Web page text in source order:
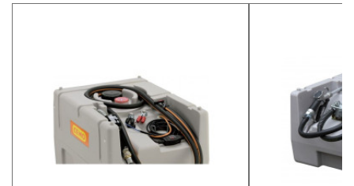
estaba eligiendo la máquina más
vuelto a comprar, tengo varios
pedidos en proceso y muy